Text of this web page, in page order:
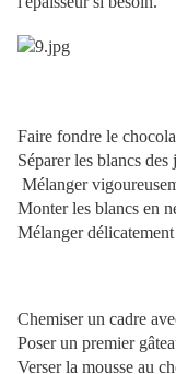
Faire fondre le
Séparer les blancs des
Mélanger
Monter les blancs en
Mélanger
Chemiser un cadre
Poser un premier
Verser la mousse au